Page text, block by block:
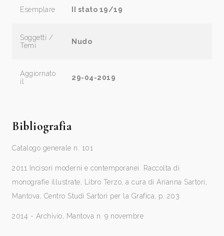
Esemplare II stato 19/19
Soggetti /
Temi
Nudo
Aggiornato
il
29-04-2019
Bibliografia
Catalogo generale n. 101
2011 Incisori moderni e contemporanei. Raccolta di
monografie illustrate, Libro Terzo, a cura di Arianna Sartori,
Mantova, Centro Studi Sartori per la Grafica, p. 203
2014 - Archivio, Mantova n. 9 novembre